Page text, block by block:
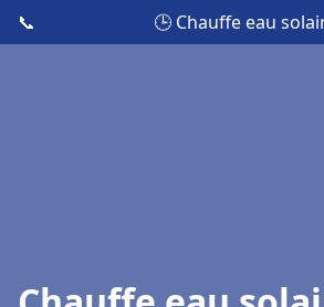
📞 🕒 Chauffe eau